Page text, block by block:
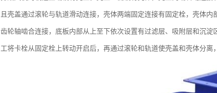
且壳盖通过滚轮与轨道滑动连接，壳体两端固定连接有固定栓，壳体
齿轮轴啮合连接，底板内部从上至下依次设置有过滤层、吸附层和沉
工将卡栓从固定栓上转动开启后，再通过滚轮和轨道使壳盖和壳体分离